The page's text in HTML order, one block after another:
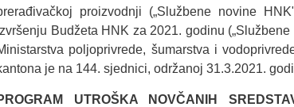
proizvodnji („Službene novine
Budžeta HNK za 2021. godinu
poljoprivrede, šumarstva i
je na 144. sjednici, održanoj 31.3.2021.
UTROŠKA NOVČANIH